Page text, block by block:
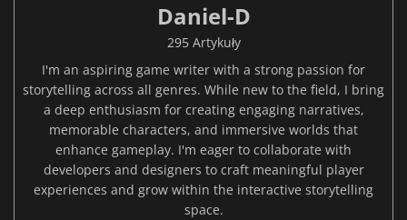
Daniel-D
295 Artykuły
I'm an aspiring game writer with a strong passion for
storytelling across all genres. While new to the field, I bring
a deep enthusiasm for creating engaging narratives,
memorable characters, and immersive worlds that
enhance gameplay. I'm eager to collaborate with
developers and designers to craft meaningful player
experiences and grow within the interactive storytelling
space.